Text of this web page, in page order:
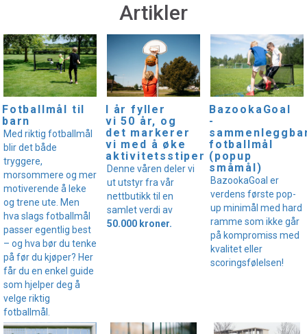
Artikler
Fotballmål til
barn
Med riktig fotballmål
blir det både
tryggere,
morsommere og mer
motiverende å leke
og trene ute. Men
hva slags fotballmål
passer egentlig best
– og hva bør du tenke
på før du kjøper? Her
får du en enkel guide
som hjelper deg å
velge riktig
fotballmål.
I år fyller
vi 50 år, og
det markerer
vi med å øke
aktivitetsstipendet!
Denne våren deler vi
ut utstyr fra vår
nettbutikk til en
samlet verdi av
50.000 kroner.
BazookaGoal
-
fotballmål
(popup
småmål)
BazookaGoal er
verdens første pop-
up minimål med hard
ramme som ikke går
på kompromiss med
kvalitet eller
scoringsfølelsen!